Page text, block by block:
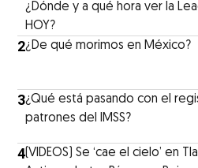
¿Dónde y a qué hora ver la
HOY?
2¿De qué morimos en México?
3¿Qué está pasando con el
patrones del IMSS?
4(VIDEOS) Se ‘cae el cielo’ en